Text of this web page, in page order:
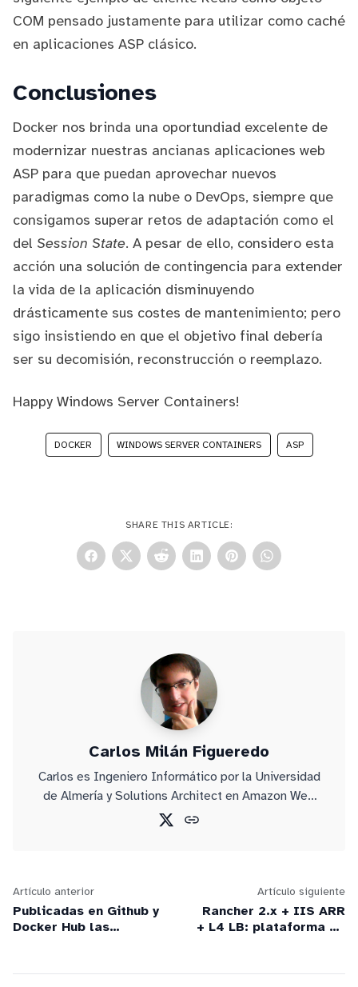
COM pensado justamente para utilizar como caché
en aplicaciones ASP clásico.
Conclusiones
Docker nos brinda una oportundiad excelente de
modernizar nuestras ancianas aplicaciones web
ASP para que puedan aprovechar nuevos
paradigmas como la nube o DevOps, siempre que
consigamos superar retos de adaptación como el
del Session State. A pesar de ello, considero esta
acción una solución de contingencia para extender
la vida de la aplicación disminuyendo
drásticamente sus costes de mantenimiento; pero
sigo insistiendo en que el objetivo final debería
ser su decomisión, reconstrucción o reemplazo.
Happy Windows Server Containers!
DOCKER WINDOWS SERVER CONTAINERS ASP
SHARE THIS ARTICLE:
Carlos Milán Figueredo
Carlos es Ingeniero Informático por la Universidad
de Almería y Solutions Architect en Amazon Web
Services.
Artículo anterior
Publicadas en Github y
Docker Hub las
Artículo siguiente
Rancher 2.x + IIS ARR
+ L4 LB: plataforma de